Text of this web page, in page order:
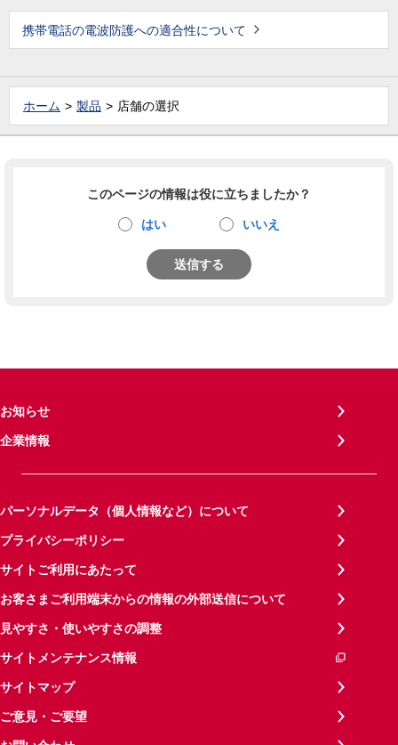
携帯電話の電波防護への適合性について
ホーム 製品 店舗の選択
このページの情報は役に立ちましたか？
はい いいえ
送信する
お知らせ
企業情報
パーソナルデータ（個人情報など）について
プライバシーポリシー
サイトご利用にあたって
お客さまご利用端末からの情報の外部送信について
見やすさ・使いやすさの調整
サイトメンテナンス情報
サイトマップ
ご意見・ご要望